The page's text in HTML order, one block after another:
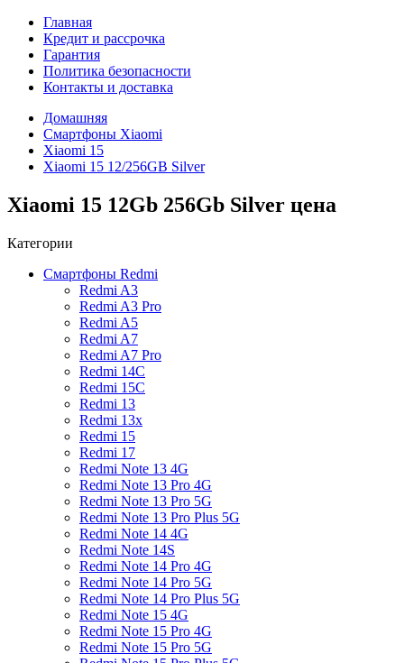
Главная
Кредит и рассрочка
Гарантия
Политика безопасности
Контакты и доставка
Домашняя
Смартфоны Xiaomi
Xiaomi 15
Xiaomi 15 12/256GB Silver
Xiaomi 15 12Gb 256Gb Silver цена
Категории
Смартфоны Redmi
Redmi A3
Redmi A3 Pro
Redmi A5
Redmi A7
Redmi A7 Pro
Redmi 14C
Redmi 15C
Redmi 13
Redmi 13x
Redmi 15
Redmi 17
Redmi Note 13 4G
Redmi Note 13 Pro 4G
Redmi Note 13 Pro 5G
Redmi Note 13 Pro Plus 5G
Redmi Note 14 4G
Redmi Note 14S
Redmi Note 14 Pro 4G
Redmi Note 14 Pro 5G
Redmi Note 14 Pro Plus 5G
Redmi Note 15 4G
Redmi Note 15 Pro 4G
Redmi Note 15 Pro 5G